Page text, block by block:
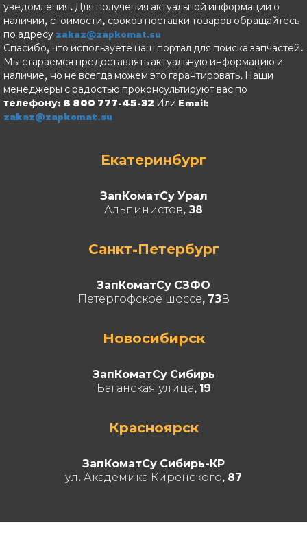
уведомления. Для получения актуальной информации о
наличии, стоимости, сроков поставки товаров обращайтесь
по адресу zakaz@zapkomat.su
Спасибо, что используете наш портал для поиска запчастей.
Мы стараемся предоставлять актуальную информацию и
наличие, но не всегда можем это гарантировать. Наши
менеджеры с радостью проконсультируют вас по
телефону: 8 800 777-45-32 Или Email:
zakaz@zapkomat.su
Екатеринбург
ЗапКоматСу Урал
Альпинистов, 38
Санкт-Петербург
ЗапКоматСу СЗФО
Петергофское шоссе, 73В
Новосибирск
ЗапКоматСу Сибирь
Баганская улица, 19
Красноярск
ЗапКоматСу Сибирь-КР
ул. Академика Киренского, 87